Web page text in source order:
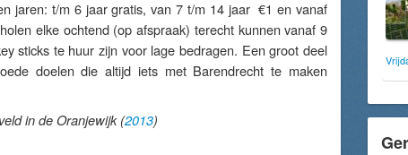
jaren: t/m 6 jaar gratis, van 7 t/m 14 jaar €1 en vanaf
elke ochtend (op afspraak) terecht kunnen vanaf 9
sticks te huur zijn voor lage bedragen. Een groot deel
doelen die altijd iets met Barendrecht te maken
in de Oranjewijk (2013)